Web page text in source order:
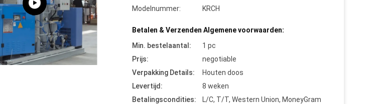
Modelnummer:
KRCH
Betalen & Verzenden Algemene voorwaarden:
Min. bestelaantal:
1 pc
Prijs:
negotiable
Verpakking Details:
Houten doos
Levertijd:
8 weken
Betalingscondities:
L/C, T/T, Western Union, MoneyGram